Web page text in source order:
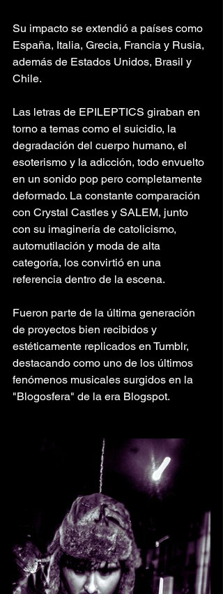
Su impacto se extendió a países como
España, Italia, Grecia, Francia y Rusia,
además de Estados Unidos, Brasil y
Chile.
Las letras de EPILEPTICS giraban en
torno a temas como el suicidio, la
degradación del cuerpo humano, el
esoterismo y la adicción, todo envuelto
en un sonido pop pero completamente
deformado. La constante comparación
con Crystal Castles y SALEM, junto
con su imaginería de catolicismo,
automutilación y moda de alta
categoría, los convirtió en una
referencia dentro de la escena.
Fueron parte de la última generación
de proyectos bien recibidos y
estéticamente replicados en Tumblr,
destacando como uno de los últimos
fenómenos musicales surgidos en la
"Blogosfera" de la era Blogspot.